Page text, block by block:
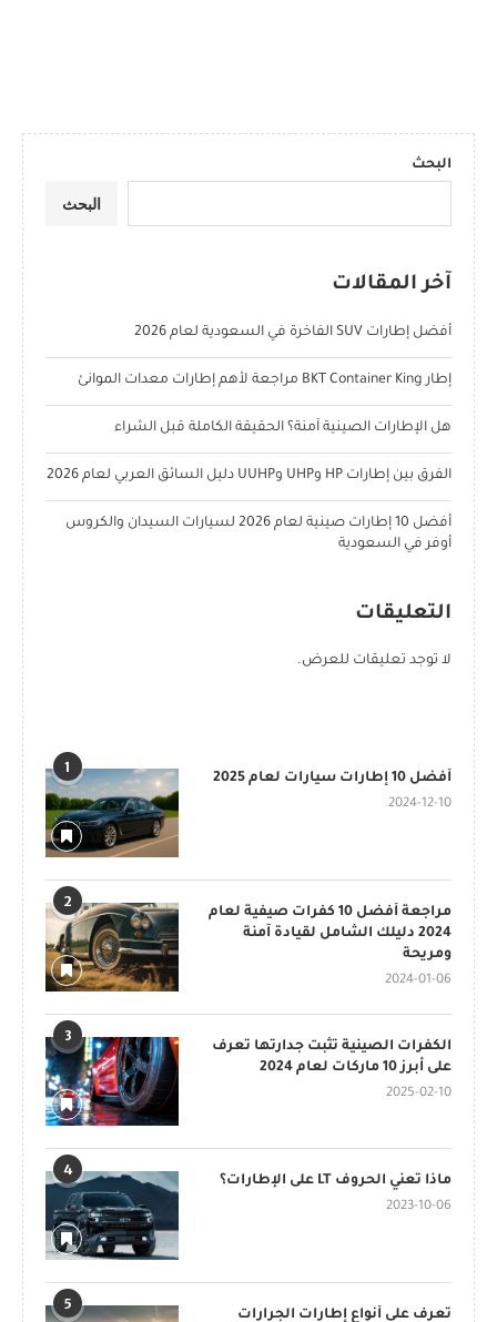
البحث
البحث
آخر المقالات
أفضل إطارات SUV الفاخرة في السعودية لعام 2026
إطار BKT Container King مراجعة لأهم إطارات معدات الموانئ
هل الإطارات الصينية آمنة؟ الحقيقة الكاملة قبل الشراء
الفرق بين إطارات HP وUHP وUUHP دليل السائق العربي لعام 2026
أفضل 10 إطارات صينية لعام 2026 لسيارات السيدان والكروس
أوفر في السعودية
التعليقات
لا توجد تعليقات للعرض.
1
أفضل 10 إطارات سيارات لعام 2025
2024-12-10
2
مراجعة أفضل 10 كفرات صيفية لعام
2024 دليلك الشامل لقيادة آمنة
ومريحة
2024-01-06
3
الكفرات الصينية تثبت جدارتها تعرف
على أبرز 10 ماركات لعام 2024
2025-02-10
4
ماذا تعني الحروف LT على الإطارات؟
2023-10-06
5
تعرف على أنواع إطارات الجرارات